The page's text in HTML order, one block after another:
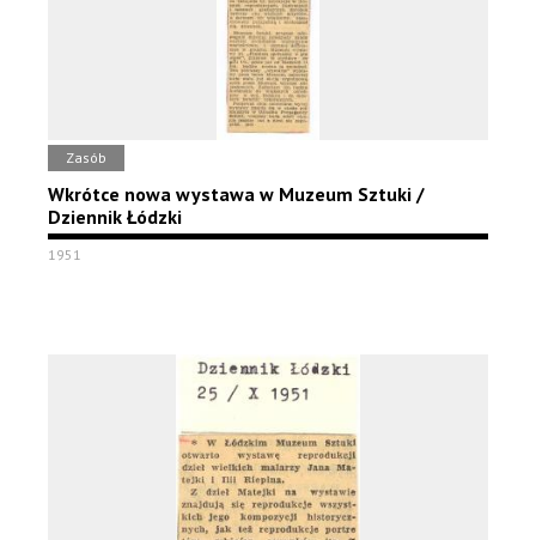
Zasób
Wkrótce nowa wystawa w Muzeum Sztuki /
Dziennik Łódzki
1951